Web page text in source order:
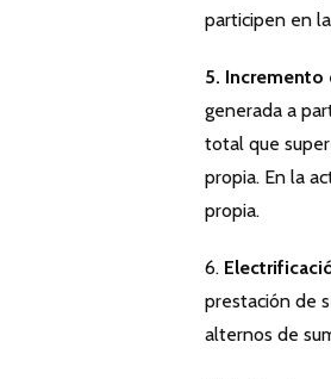
participen en
5. Incremento
generada a
total que
propia. En la
propia.
6.
prestación de
alternos de